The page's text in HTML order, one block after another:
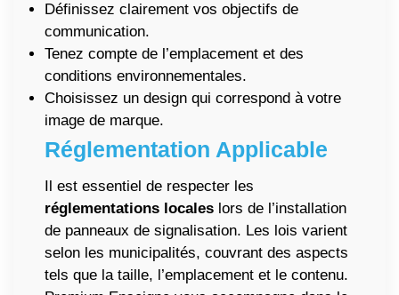
Définissez clairement vos objectifs de
communication.
Tenez compte de l’emplacement et des
conditions environnementales.
Choisissez un design qui correspond à votre
image de marque.
Réglementation Applicable
Il est essentiel de respecter les
réglementations locales lors de l’installation
de panneaux de signalisation. Les lois varient
selon les municipalités, couvrant des aspects
tels que la taille, l’emplacement et le contenu.